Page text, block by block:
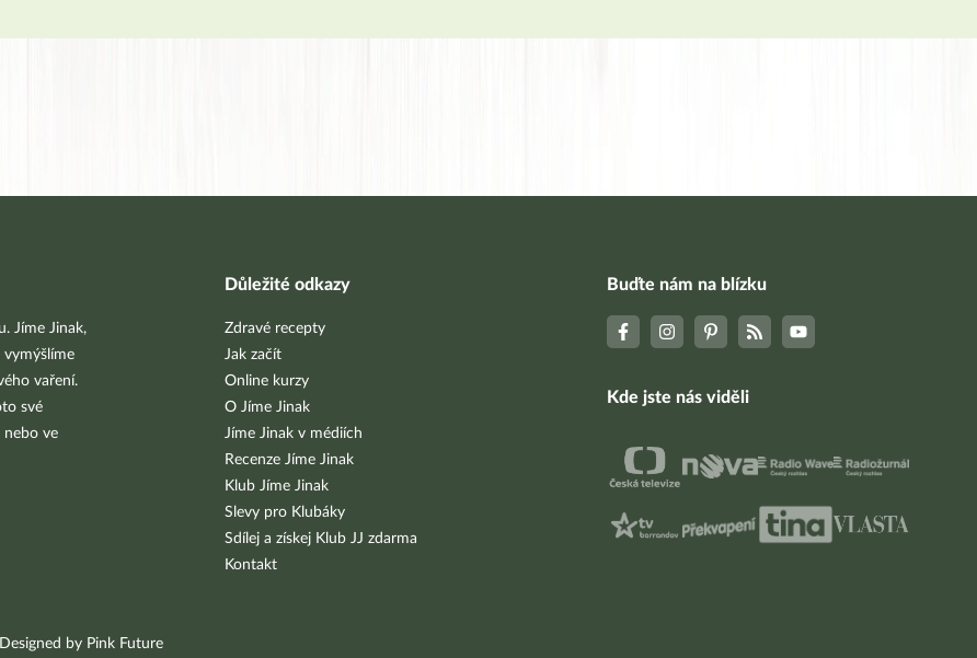
Jíme Jinak,
vymýšlíme
vaření.
své
nebo ve
Důležité odkazy
Zdravé recepty
Jak začít
Online kurzy
O Jíme Jinak
Jíme Jinak v médiích
Recenze Jíme Jinak
Klub Jíme Jinak
Slevy pro Klubáky
Sdílej a získej Klub JJ zdarma
Kontakt
Buďte nám na blízku
Kde jste nás viděli
Designed by Pink Future